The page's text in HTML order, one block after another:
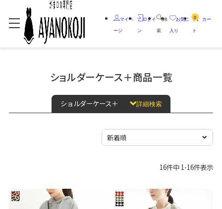
マイペ
ージ
ログイ
ン
検
索
お気に
入り
0 カー
ト
ショルダーケース＋商品一覧
ショルダーケース＋ 詳細検索
16件中 1-16件表示